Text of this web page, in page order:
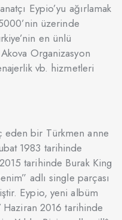
Eypio’yu ağırlamak
üzerinde
en ünlü
Organizasyon
vb. hizmetleri
eden bir Türkmen anne
1983 tarihinde
tarihinde Burak King
adlı single parçası
Eypio, yeni albüm
Haziran 2016 tarihinde